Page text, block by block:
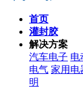
首页
灌封胶
解决方案
汽车电子 电
电气 家用电
明